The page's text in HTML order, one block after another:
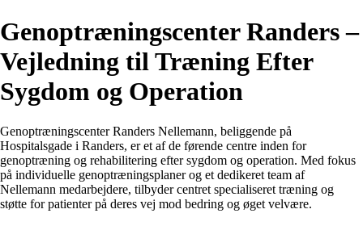
Genoptræningscenter Randers –
Vejledning til Træning Efter
Sygdom og Operation
Genoptræningscenter Randers Nellemann, beliggende på
Hospitalsgade i Randers, er et af de førende centre inden for
genoptræning og rehabilitering efter sygdom og operation. Med fokus
på individuelle genoptræningsplaner og et dedikeret team af
Nellemann medarbejdere, tilbyder centret specialiseret træning og
støtte for patienter på deres vej mod bedring og øget velvære.